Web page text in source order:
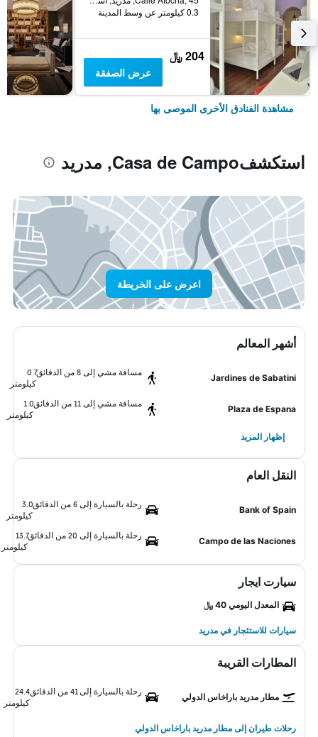
0.3 كيلومتر عن وسط المدينة
204 ﷼
عرض الصفقة
مشاهدة الفنادق الأخرى الموصى بها
استكشفCasa de Campo, مدريد
اعرض على الخريطة
أشهر المعالم
Jardines de Sabatini
مسافة مشي إلى 8 من الدقائق
0.7
كيلومتر
Plaza de Espana
مسافة مشي إلى 11 من الدقائق
1.0
كيلومتر
إظهار المزيد
النقل العام
Bank of Spain
رحلة بالسيارة إلى 6 من الدقائق
3.0
كيلومتر
Campo de las Naciones
رحلة بالسيارة إلى 20 من الدقائق
13.7
كيلومتر
سيارت ايجار
المعدل اليومي 40 ﷼
سيارات للاستئجار في مدريد
المطارات القريبة
مطار مدريد باراخاس الدولي
رحلة بالسيارة إلى 41 من الدقائق
24.4
كيلومتر
رحلات طيران إلى مطار مدريد باراخاس الدولي